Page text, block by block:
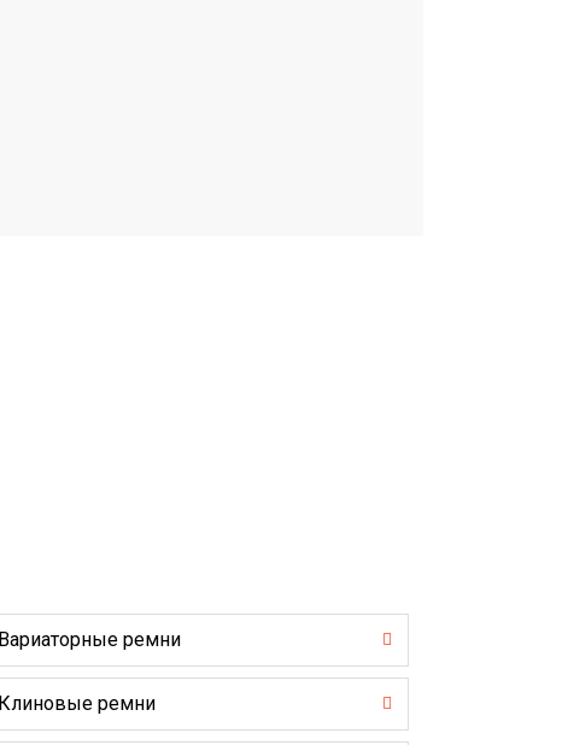
Вариаторные ремни
Клиновые ремни